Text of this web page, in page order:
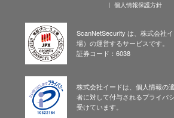
個人情報保護方針
ScanNetSecurity は、株式会社
場）の運営するサービスです。
証券コード：6038
株式会社イードは、個人情報の
者に対して付与されるプライバ
受けています。